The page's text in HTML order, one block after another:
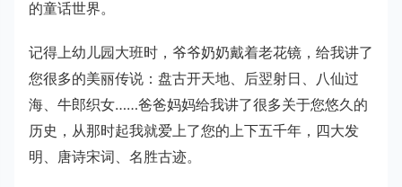
的童话世界。
记得上幼儿园大班时，爷爷奶奶戴着老花镜，给我讲了
您很多的美丽传说：盘古开天地、后翌射日、八仙过
海、牛郎织女……爸爸妈妈给我讲了很多关于您悠久的
历史，从那时起我就爱上了您的上下五千年，四大发
明、唐诗宋词、名胜古迹。